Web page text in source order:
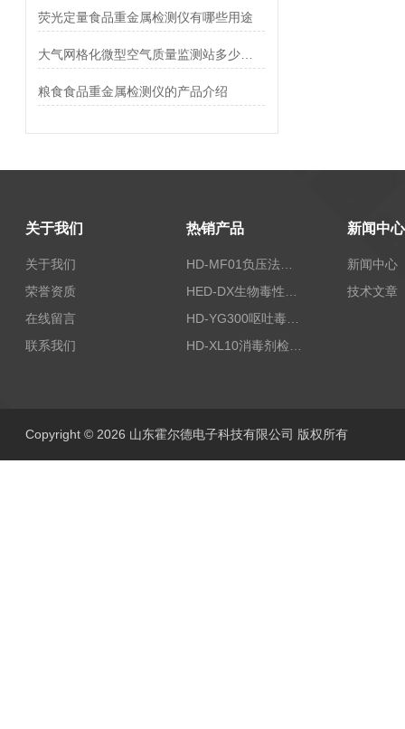
荧光定量食品重金属检测仪有哪些用途
粮食食品重金属检测仪的产品介绍
关于我们
关于我们
荣誉资质
在线留言
联系我们
热销产品
HD-MF01负压法密封性测试仪
新闻中心
新闻中心
技术文章
Copyright © 2026 山东霍尔德电子科技有限公司 版权所有